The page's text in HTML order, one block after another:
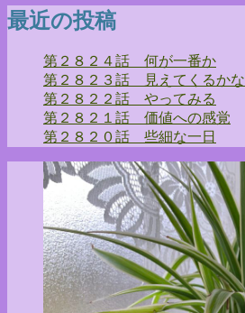
最近の投稿
第２８２４話 何が一番か
第２８２３話 見えてくるかな
第２８２２話 やってみる
第２８２１話 価値への感覚
第２８２０話 些細な一日